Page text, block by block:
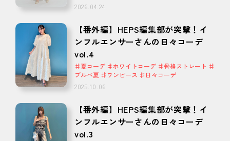
2026.04.24
【番外編】HEPS編集部が突撃！イ
ンフルエンサーさんの日々コーデ
vol.4
♯夏コーデ ♯ホワイトコーデ ♯骨格ストレート ♯
ブルベ夏 ♯ワンピース ♯日々コーデ
2025.10.06
【番外編】HEPS編集部が突撃！イ
ンフルエンサーさんの日々コーデ
vol.3